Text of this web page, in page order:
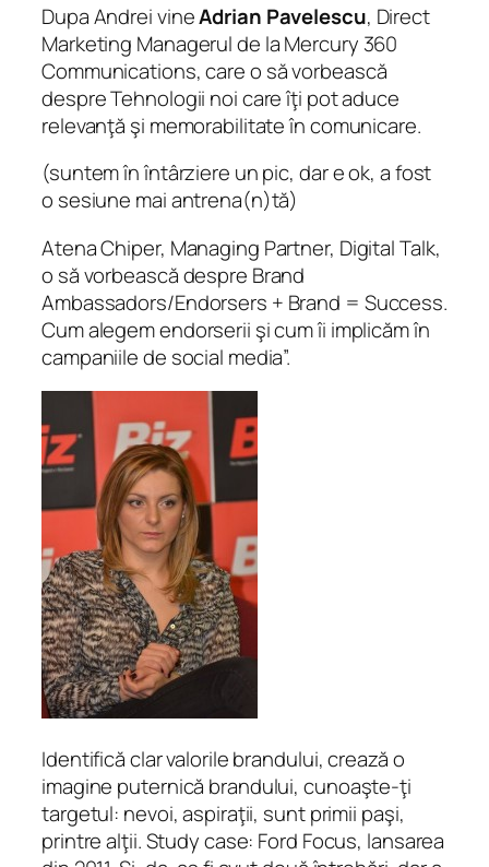
Dupa Andrei vineAdrian Pavelescu, Direct
Marketing Managerul de la Mercury 360
Communications, care o să vorbească
despre Tehnologii noi care îţi pot aduce
relevanţă şi memorabilitate în comunicare.
(suntem în întârziere un pic, dar e ok, a fost
o sesiune mai antrena(n)tă)
Atena Chiper, Managing Partner, Digital Talk,
o să vorbească despre Brand
Ambassadors/Endorsers + Brand = Success.
Cum alegem endorserii şi cum îi implicăm în
campaniile de social media”.
Identifică clar valorile brandului, crează o
imagine puternică brandului, cunoaşte-ţi
targetul: nevoi, aspiraţii, sunt primii paşi,
printre alţii. Study case: Ford Focus, lansarea